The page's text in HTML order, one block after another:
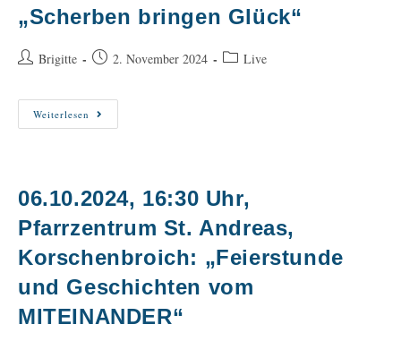
„Scherben bringen Glück“
Beitrags-
Brigitte
Beitrag2. November 2024
Beitrags-
Live
Weiterlesen 14.11.2024,
19:00
Bringen
Glück“
06.10.2024, 16:30 Uhr,
Pfarrzentrum St. Andreas,
Korschenbroich: „Feierstunde
und Geschichten vom
MITEINANDER“